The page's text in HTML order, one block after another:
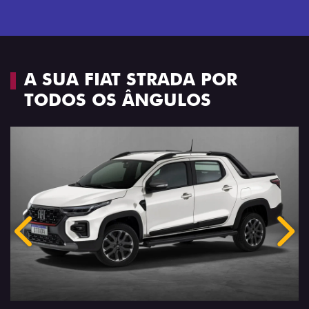
A SUA FIAT STRADA POR
TODOS OS ÂNGULOS
Anterior